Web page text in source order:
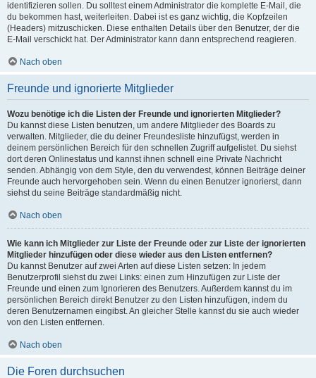
identifizieren sollen. Du solltest einem Administrator die komplette E-Mail, die
du bekommen hast, weiterleiten. Dabei ist es ganz wichtig, die Kopfzeilen
(Headers) mitzuschicken. Diese enthalten Details über den Benutzer, der die
E-Mail verschickt hat. Der Administrator kann dann entsprechend reagieren.
Nach oben
Freunde und ignorierte Mitglieder
Wozu benötige ich die Listen der Freunde und ignorierten Mitglieder?
Du kannst diese Listen benutzen, um andere Mitglieder des Boards zu
verwalten. Mitglieder, die du deiner Freundesliste hinzufügst, werden in
deinem persönlichen Bereich für den schnellen Zugriff aufgelistet. Du siehst
dort deren Onlinestatus und kannst ihnen schnell eine Private Nachricht
senden. Abhängig von dem Style, den du verwendest, können Beiträge deiner
Freunde auch hervorgehoben sein. Wenn du einen Benutzer ignorierst, dann
siehst du seine Beiträge standardmäßig nicht.
Nach oben
Wie kann ich Mitglieder zur Liste der Freunde oder zur Liste der ignorierten
Mitglieder hinzufügen oder diese wieder aus den Listen entfernen?
Du kannst Benutzer auf zwei Arten auf diese Listen setzen: In jedem
Benutzerprofil siehst du zwei Links: einen zum Hinzufügen zur Liste der
Freunde und einen zum Ignorieren des Benutzers. Außerdem kannst du im
persönlichen Bereich direkt Benutzer zu den Listen hinzufügen, indem du
deren Benutzernamen eingibst. An gleicher Stelle kannst du sie auch wieder
von den Listen entfernen.
Nach oben
Die Foren durchsuchen